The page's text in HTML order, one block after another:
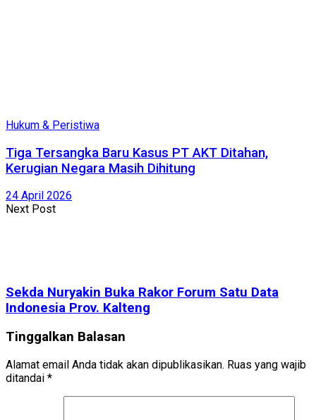
Hukum & Peristiwa
Tiga Tersangka Baru Kasus PT AKT Ditahan,
Kerugian Negara Masih Dihitung
24 April 2026
Next Post
Sekda Nuryakin Buka Rakor Forum Satu Data
Indonesia Prov. Kalteng
Tinggalkan Balasan
Alamat email Anda tidak akan dipublikasikan. Ruas yang wajib
ditandai *